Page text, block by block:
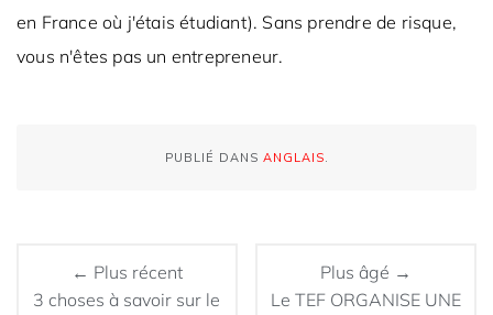
en France où j'étais étudiant). Sans prendre de risque,
vous n'êtes pas un entrepreneur.
PUBLIÉ DANS ANGLAIS.
← Plus récent
3 choses à savoir sur le
Plus âgé →
Le TEF ORGANISE UNE